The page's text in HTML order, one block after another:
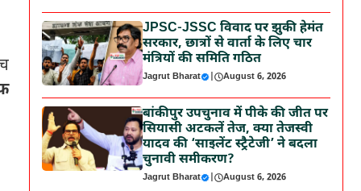
JPSC-JSSC विवाद पर झुकी हेमंत
सरकार, छात्रों से वार्ता के लिए चार
मंत्रियों की समिति गठित
Jagrut Bharat | August 6, 2026
बांकीपुर उपचुनाव में पीके की जीत पर
सियासी अटकलें तेज, क्या तेजस्वी
यादव की ‘साइलेंट स्ट्रैटेजी’ ने बदला
चुनावी समीकरण?
Jagrut Bharat | August 6, 2026